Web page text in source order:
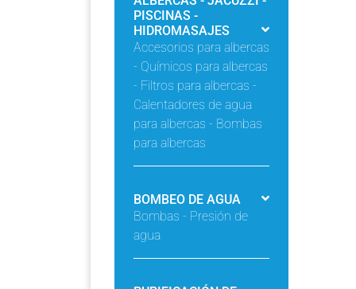
PISCINAS -
HIDROMASAJES
Accesorios para albercas
- Químicos para albercas
- Filtros para albercas -
Calentadores de agua
para albercas - Bombas
para albercas
BOMBEO DE AGUA
Bombas - Presión de
agua